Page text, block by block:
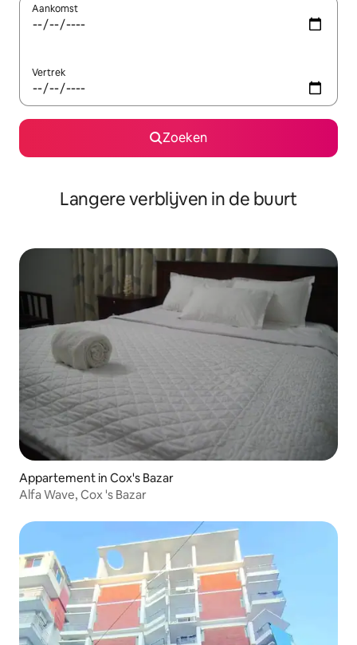
Aankomst
Vertrek
Zoeken
Langere verblijven in de buurt
Appartement in Cox's Bazar
Alfa Wave, Cox 's Bazar